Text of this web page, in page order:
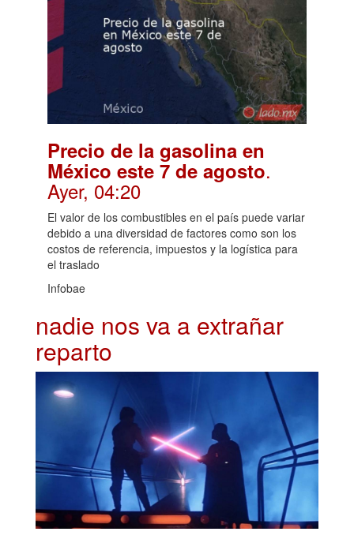
Precio de la gasolina en
México este 7 de agosto.
Ayer, 04:20
El valor de los combustibles en el país puede variar
debido a una diversidad de factores como son los
costos de referencia, impuestos y la logística para
el traslado
Infobae
nadie nos va a extrañar
reparto